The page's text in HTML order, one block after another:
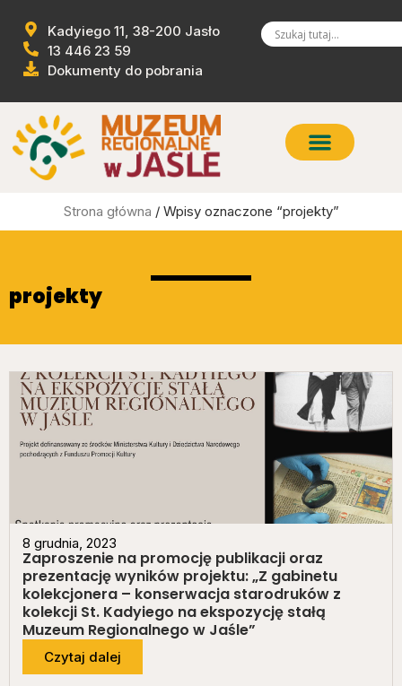
Kadyiego 11, 38-200 Jasło
13 446 23 59
Dokumenty do pobrania
Strona główna / Wpisy oznaczone “projekty”
projekty
8 grudnia, 2023
Zaproszenie na promocję publikacji oraz
prezentację wyników projektu: „Z gabinetu
kolekcjonera – konserwacja starodruków z
kolekcji St. Kadyiego na ekspozycję stałą
Muzeum Regionalnego w Jaśle”
Czytaj dalej